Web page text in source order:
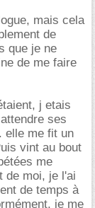
mais cela
de
que je ne
de me faire
j etais
ses
elle me fit un
vint au bout
me
de moi, je l'ai
de temps à
je me